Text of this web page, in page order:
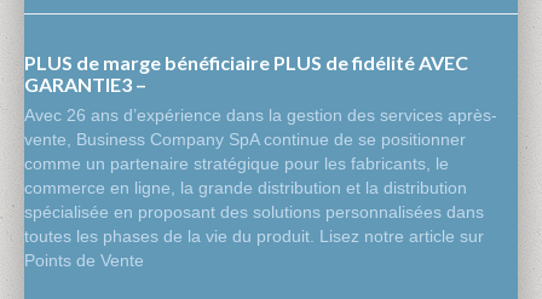
PLUS de marge bénéficiaire PLUS de fidélité AVEC
GARANTIE3 –
Avec 26 ans d’expérience dans la gestion des services après-
vente, Business Company SpA continue de se positionner
comme un partenaire stratégique pour les fabricants, le
commerce en ligne, la grande distribution et la distribution
spécialisée en proposant des solutions personnalisées dans
toutes les phases de la vie du produit. Lisez notre article sur
Points de Vente